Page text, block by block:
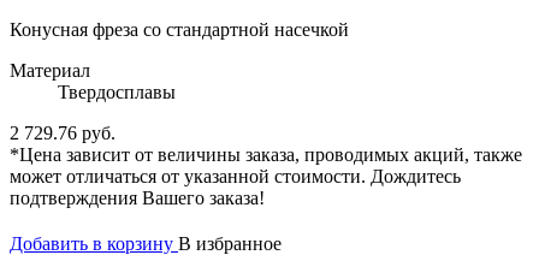
Конусная фреза со стандартной насечкой
Материал
Твердосплавы
2 729.76 руб.
*Цена зависит от величины заказа, проводимых акций, также
может отличаться от указанной стоимости. Дождитесь
подтверждения Вашего заказа!
Добавить в корзину В избранное